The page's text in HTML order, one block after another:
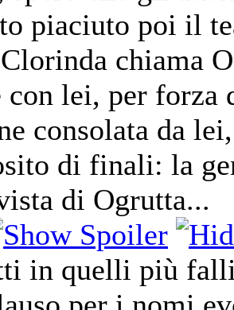
piaciuto poi il
chiama
con lei, per
consolata da
di finali: la
di Ogrutta...
in quelli più